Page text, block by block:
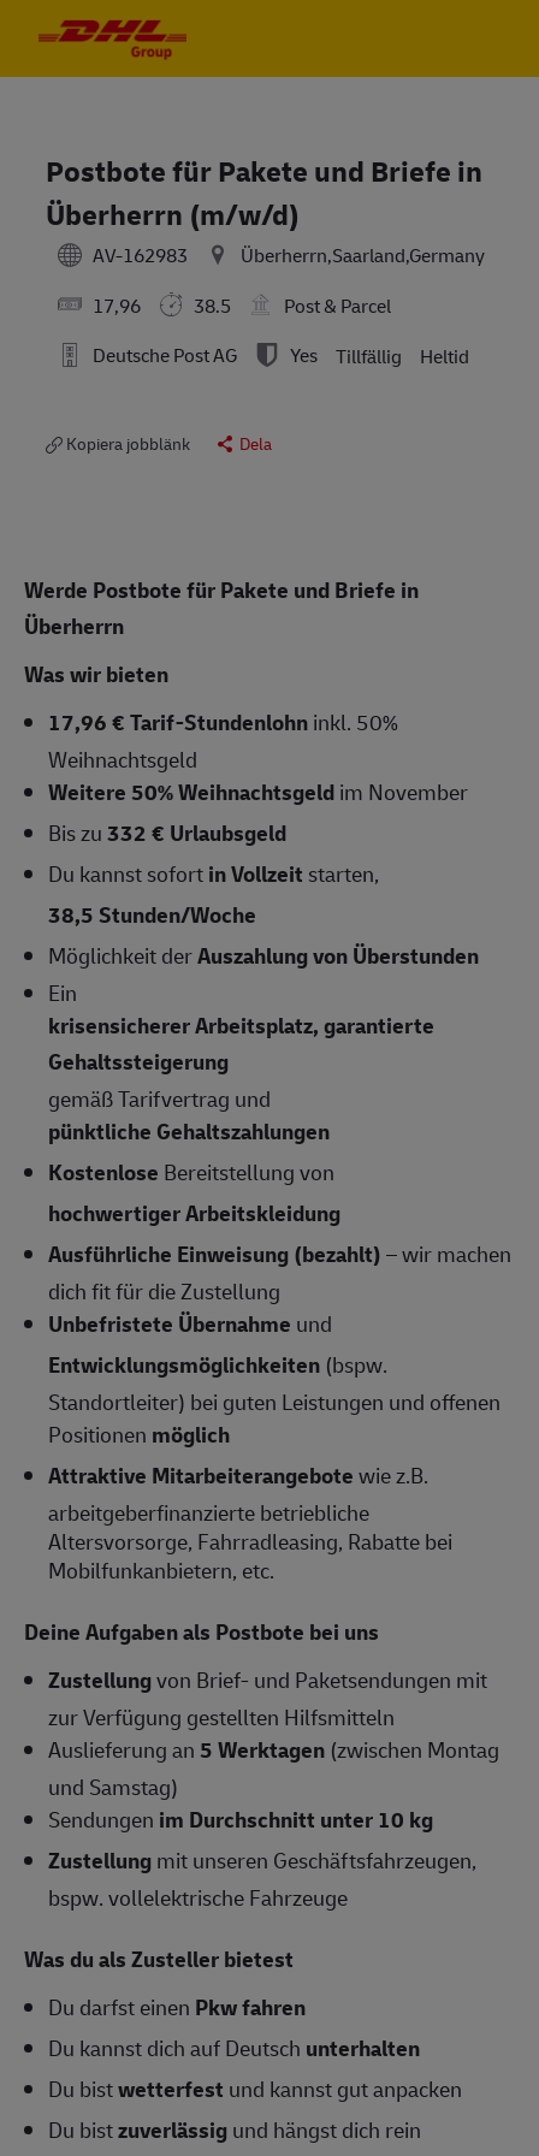
Postbote für Pakete und Briefe in
Überherrn (m/w/d)
AV-162983
Überherrn,Saarland,Germany
17,96
38.5
Post & Parcel
Deutsche Post AG
Yes Tillfällig Heltid
Kopiera jobblänk Dela
Werde Postbote für Pakete und Briefe in
Überherrn
Was wir bieten
17,96 € Tarif-Stundenlohninkl. 50%
Weihnachtsgeld
Weitere 50% Weihnachtsgeldim November
Bis zu332 € Urlaubsgeld
Du kannst sofortin Vollzeit starten,
38,5 Stunden/Woche
Möglichkeit derAuszahlung von Überstunden
Ein
krisensicherer Arbeitsplatz, garantierte
Gehaltssteigerung
gemäß Tarifvertrag und
pünktliche Gehaltszahlungen
Kostenlose Bereitstellung von
hochwertiger Arbeitskleidung
Ausführliche Einweisung (bezahlt)– wir machen
dich fit für die Zustellung
Unbefristete Übernahme und
Entwicklungsmöglichkeiten (bspw.
Standortleiter) bei guten Leistungen und offenen
Positionen möglich
Attraktive Mitarbeiterangebotewie z.B.
arbeitgeberfinanzierte betriebliche
Altersvorsorge, Fahrradleasing, Rabatte bei
Mobilfunkanbietern, etc.
Deine Aufgaben als Postbote bei uns
Zustellungvon Brief- und Paketsendungen mit
zur Verfügung gestellten Hilfsmitteln
Auslieferung an5 Werktagen (zwischen Montag
und Samstag)
Sendungen im Durchschnitt unter 10 kg
Zustellungmit unseren Geschäftsfahrzeugen,
bspw. vollelektrische Fahrzeuge
Was du als Zusteller bietest
Du darfst einen Pkw fahren
Du kannst dich auf Deutsch unterhalten
Du bistwetterfest und kannst gut anpacken
Du bistzuverlässigund hängst dich rein